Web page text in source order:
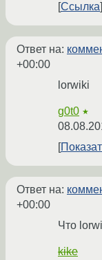
Ссылка
Ответ на:
+00:00
lorwiki
g0t0 ★
Ответ на:
+00:00
Что
kike